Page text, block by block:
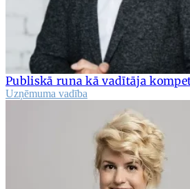
Publiskā runa kā vadītāja
Uzņēmuma vadība